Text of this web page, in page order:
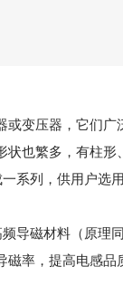
或变压器，它们
也繁多，有柱
系列，供用户选用
导磁材料（原理
率，提高电感品